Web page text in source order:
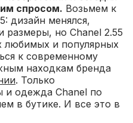
спросом. Возьмем к
дизайн менялся,
размеры, но Chanel 2.55
любимых и популярных
к современному
находкам бренда
. Только
и одежда Chanel по
в бутике. И все это в